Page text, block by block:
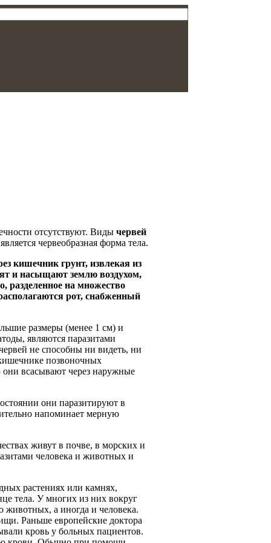
отсутствуют. Виды червей
червеобразная форма тела.
кишечник грунт, извлекая из
и насыщают землю воздухом,
разделенное на множество
рот, снабженный
размеры (менее 1 см) и
являются паразитами
не способны ни видеть, ни
позвоночных
всасывают через наружные
они паразитируют в
напоминает мерную
живут в почве, в морских и
человека и животных и
растениях или камнях,
тела. У многих из них вокруг
животных, а иногда и человека.
Раньше европейские доктора
кровь у больных пациентов.